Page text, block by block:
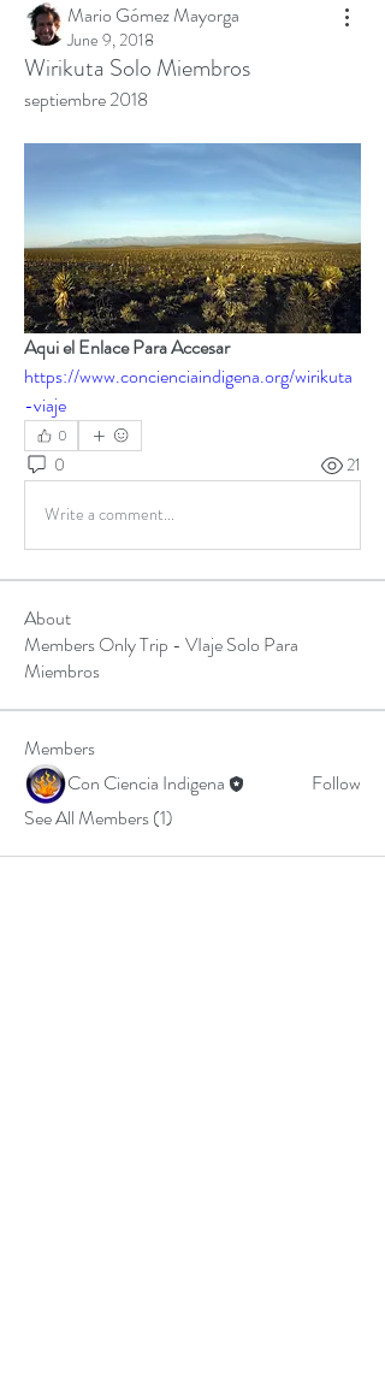
Mario Gómez Mayorga
June 9, 2018
Wirikuta Solo Miembros
septiembre 2018
Aqui el Enlace Para Accesar
https://www.concienciaindigena.org/wirikuta
-viaje
0
0 21
Write a comment...
About
Members Only Trip - VIaje Solo Para
Miembros
Members
Con Ciencia Indigena
Follow
See All Members (1)